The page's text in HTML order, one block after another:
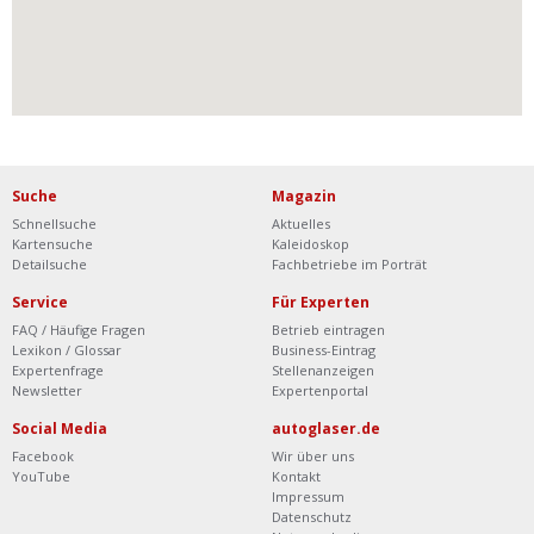
Suche
Schnellsuche
Kartensuche
Detailsuche
Magazin
Aktuelles
Kaleidoskop
Fachbetriebe im Porträt
Service
FAQ / Häufige Fragen
Lexikon / Glossar
Expertenfrage
Newsletter
Für Experten
Betrieb eintragen
Business-Eintrag
Stellenanzeigen
Expertenportal
Social Media
Facebook
YouTube
autoglaser.de
Wir über uns
Kontakt
Impressum
Datenschutz